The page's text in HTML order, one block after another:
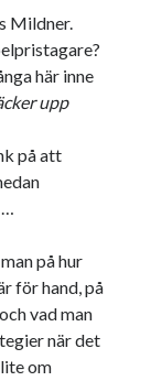
Mildner.
här inne
upp
på att
…
på hur
för hand, på
vad man
när det
om